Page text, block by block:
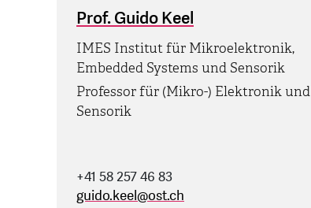
Prof. Guido Keel
IMES Institut für Mikroelektronik,
Embedded Systems und Sensorik
Professor für (Mikro-) Elektronik und
Sensorik
+41 58 257 46 83
guido.keel@ost.ch